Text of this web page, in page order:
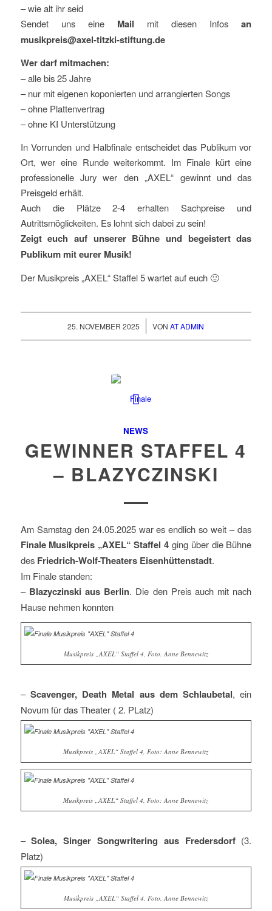
– wie alt ihr seid
Sendet uns eine Mail mit diesen Infosan
musikpreis@axel-titzki-stiftung.de
Wer darf mitmachen:
– alle bis 25 Jahre
– nur mit eigenen koponierten und arrangierten Songs
– ohne Plattenvertrag
– ohne KI Unterstützung
In Vorrunden und Halbfinale entscheidet das Publikum vor
Ort, wer eine Runde weiterkommt. Im Finale kürt eine
professionelle Jury wer den „AXEL“ gewinnt und das
Preisgeld erhält.
Auch die Plätze 2-4 erhalten Sachpreise und
Autrittsmöglickeiten. Es lohnt sich dabei zu sein!
Zeigt euch auf unserer Bühne und begeistert das
Publikum mit eurer Musik!
Der Musikpreis „AXEL“ Staffel 5 wartet auf euch 🙂
25. NOVEMBER 2025
/ VONAT ADMIN
NEWS
GEWINNER STAFFEL 4
– BLAZYCZINSKI
Am Samstag den 24.05.2025 war es endlich so weit – das
Finale Musikpreis „AXEL“ Staffel 4 ging über die Bühne
des Friedrich-Wolf-Theaters Eisenhüttenstadt.
Im Finale standen:
– Blazyczinski aus Berlin. Die den Preis auch mit nach
Hause nehmen konnten
Musikpreis „AXEL“ Staffel 4, Foto. Anne Bennewitz
– Scavenger, Death Metal aus dem Schlaubetal, ein
Novum für das Theater ( 2. PLatz)
Musikpreis „AXEL“ Staffel 4, Foto: Anne Bennewitz
Musikpreis „AXEL“ Staffel 4, Foto: Anne Bennewitz
–Solea, Singer Songwritering aus Fredersdorf (3.
Platz)
Musikpreis „AXEL“ Staffel 4, Foto. Anne Bennewitz